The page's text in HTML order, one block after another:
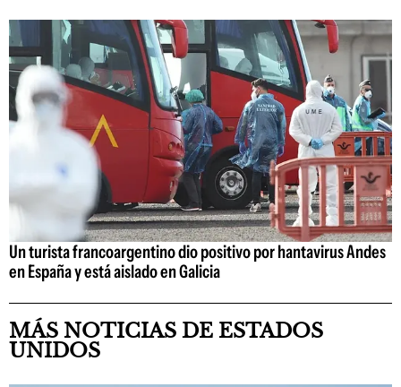
Un turista francoargentino dio positivo por hantavirus Andes
en España y está aislado en Galicia
MÁS NOTICIAS DE ESTADOS
UNIDOS